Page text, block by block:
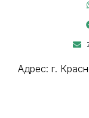
Адрес: г.